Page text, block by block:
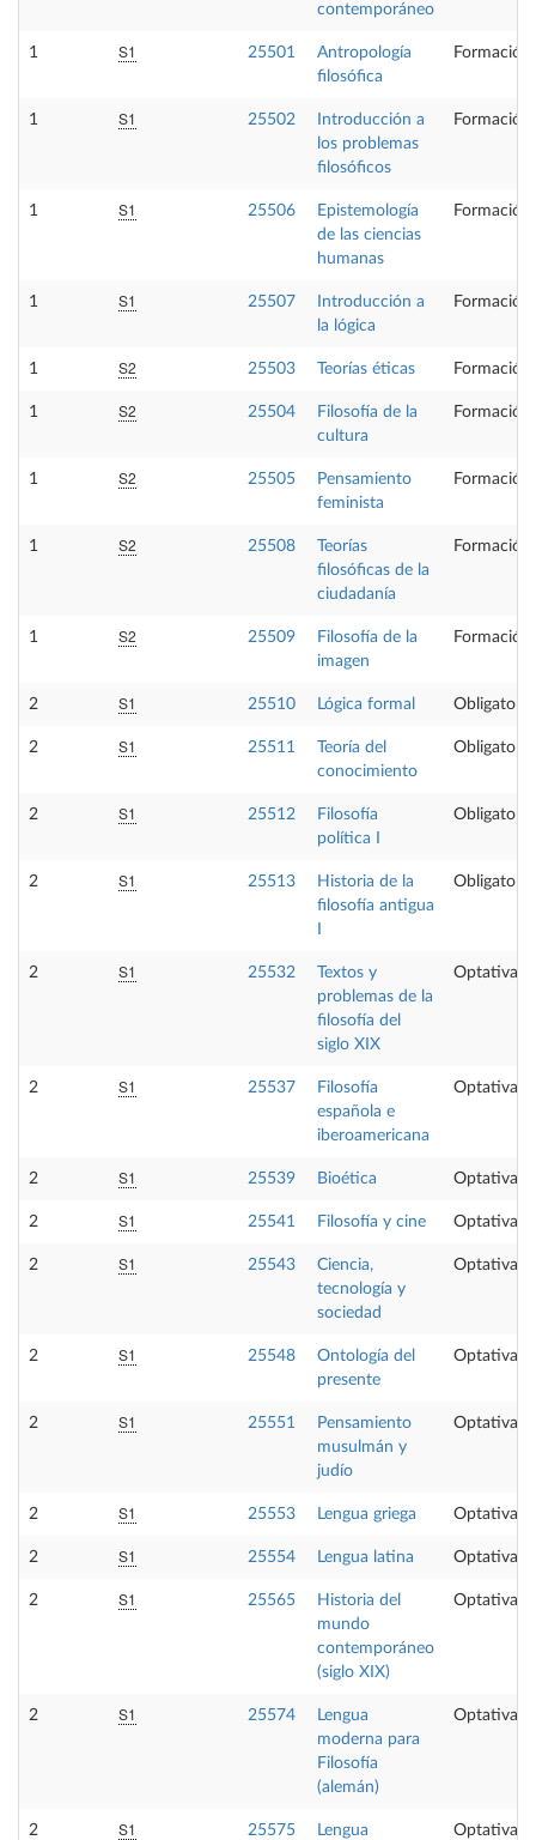
contemporáneo
1 S1 25501
Antropología
filosófica
Formación
1 S1 25502
Introducción a
los problemas
filosóficos
Formación
1 S1 25506
Epistemología
de las ciencias
humanas
Formación
1 S1 25507
Introducción a
la lógica
Formación
1 S2 25503 Teorías éticas Formación
1 S2 25504
Filosofía de la
cultura
Formación
1 S2 25505
Pensamiento
feminista
Formación
1 S2 25508
Teorías
filosóficas de la
ciudadanía
Formación
1 S2 25509
Filosofía de la
imagen
Formación
2 S1 25510 Lógica formal Obligatoria
2 S1 25511
Teoría del
conocimiento
Obligatoria
2 S1 25512
Filosofía
política I
Obligatoria
2 S1 25513
Historia de la
filosofía antigua
Obligatoria
2 S1 25532
Textos y
problemas de la
filosofía del
siglo XIX
Optativa
2 S1 25537
Filosofía
española e
iberoamericana
Optativa
2 S1 25539 Bioética Optativa
2 S1 25541 Filosofía y cine Optativa
2 S1 25543
Ciencia,
tecnología y
sociedad
Optativa
2 S1 25548
Ontología del
presente
Optativa
2 S1 25551
Pensamiento
musulmán y
judío
Optativa
2 S1 25553 Lengua griega Optativa
2 S1 25554 Lengua latina Optativa
2 S1 25565
Historia del
mundo
contemporáneo
(siglo XIX)
Optativa
2 S1 25574
Lengua
moderna para
Filosofía
(alemán)
Optativa
2 S1 25575 Lengua Optativa